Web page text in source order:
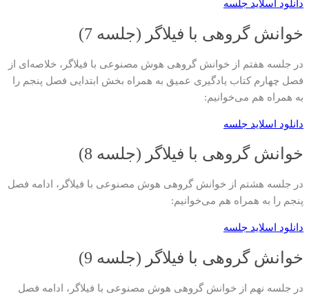
دانلود اسلاید جلسه
خوانش گروهی با فیلاگر (جلسه 7)
در جلسه هفتم از خوانش گروهی هوش مصنوعی با فیلاگر، خلاصه‌ای از
فصل چهارم کتاب یادگیری عمیق به همراه بخش ابتدایی فصل پنجم را
به همراه هم می‌خوانیم:
دانلود اسلاید جلسه
خوانش گروهی با فیلاگر (جلسه 8)
در جلسه هشتم از خوانش گروهی هوش مصنوعی با فیلاگر، ادامه فصل
پنجم را به همراه هم می‌خوانیم:
دانلود اسلاید جلسه
خوانش گروهی با فیلاگر (جلسه 9)
در جلسه نهم از خوانش گروهی هوش مصنوعی با فیلاگر، ادامه فصل